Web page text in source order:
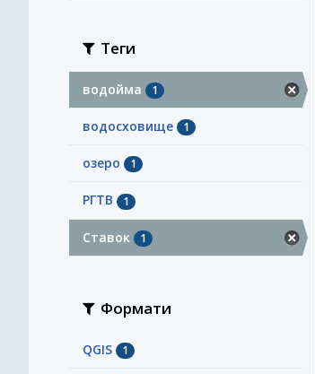
Теги
водойма 1
водосховище 1
озеро 1
РГТВ 1
Ставок 1
Формати
QGIS 1